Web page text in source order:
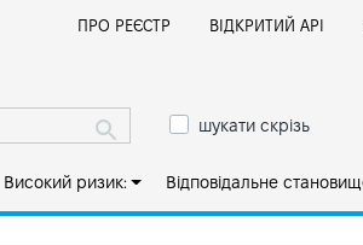
ПРО РЕЄСТР ВІДКРИТИЙ АРІ
шукати скрізь
Високий ризик: Відповідальне